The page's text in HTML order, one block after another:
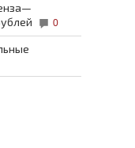
0